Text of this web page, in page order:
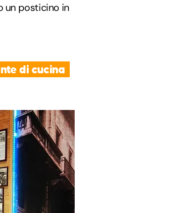
un posticino in
di cucina